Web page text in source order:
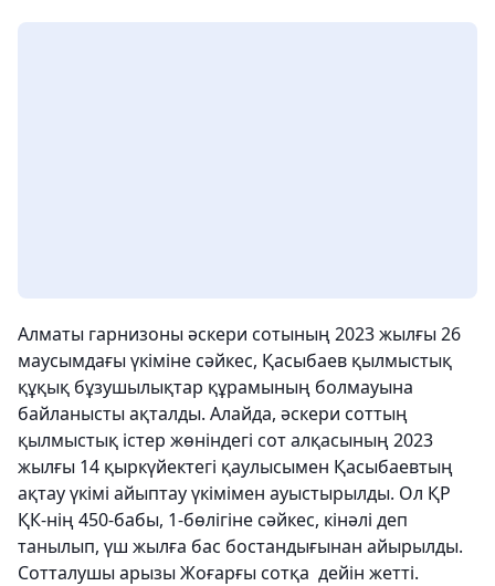
Алматы гарнизоны әскери сотының 2023 жылғы 26
маусымдағы үкіміне сәйкес, Қасыбаев қылмыстық
құқық бұзушылықтар құрамының болмауына
байланысты ақталды. Алайда, әскери соттың
қылмыстық істер жөніндегі сот алқасының 2023
жылғы 14 қыркүйектегі қаулысымен Қасыбаевтың
ақтау үкімі айыптау үкімімен ауыстырылды. Ол ҚР
ҚК-нің 450-бабы, 1-бөлігіне сәйкес, кінәлі деп
танылып, үш жылға бас бостандығынан айырылды.
Сотталушы арызы Жоғарғы сотқа дейін жетті.